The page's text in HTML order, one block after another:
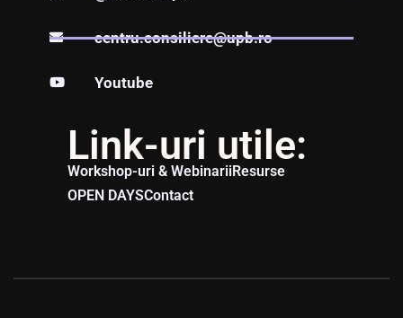
centru.consiliere@upb.ro
Youtube
Link-uri utile:
Workshop-uri & WebinariiResurse
OPEN DAYSContact